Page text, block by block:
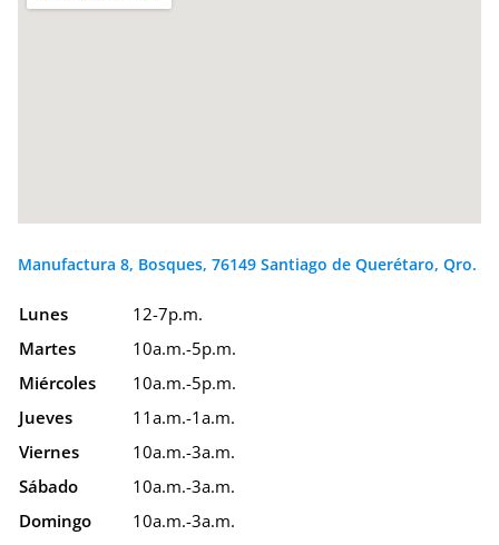
Manufactura 8, Bosques, 76149 Santiago de Querétaro, Qro.
Lunes
12-7p.m.
Martes
10a.m.-5p.m.
Miércoles
10a.m.-5p.m.
Jueves
11a.m.-1a.m.
Viernes
10a.m.-3a.m.
Sábado
10a.m.-3a.m.
Domingo
10a.m.-3a.m.